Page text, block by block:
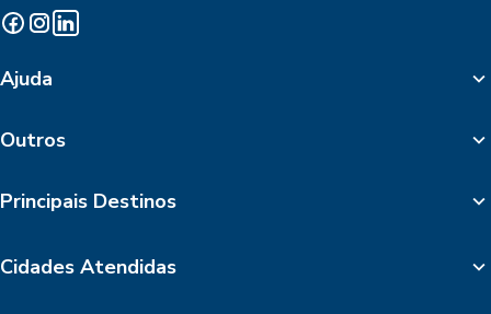
Ajuda
Outros
Principais Destinos
Cidades Atendidas